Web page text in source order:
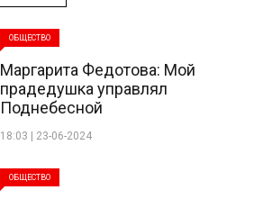
ОБЩЕСТВО
Маргарита Федотова: Мой
прадедушка управлял
Поднебесной
18:03 | 23-06-2024
ОБЩЕСТВО